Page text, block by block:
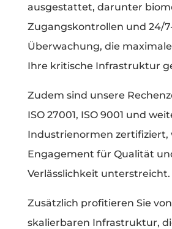
ausgestattet, darunter
Zugangskontrollen und 24/
Überwachung, die
Ihre kritische Infrastruktur
Zudem sind unsere
ISO 27001, ISO 9001 und
Industrienormen zertifiziert,
Engagement für Qualität
Verlässlichkeit unterstreicht.
Zusätzlich profitieren Sie
skalierbaren Infrastruktur,